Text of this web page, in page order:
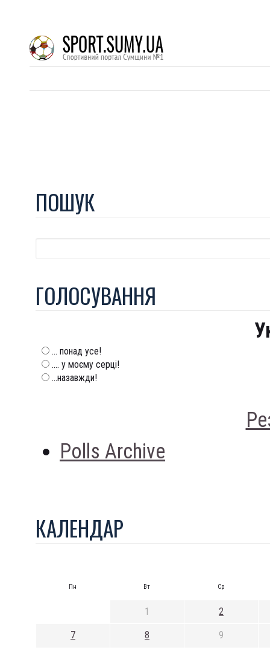
ПОШУК
ГОЛОСУВАННЯ
... понад усе!
.... у моєму серці!
...назавжди!
Polls Archive
КАЛЕНДАР
Пн Вт Ср
1 2
7 8 9